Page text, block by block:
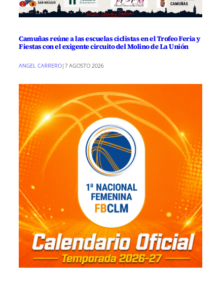
Camuñas reúne a las escuelas ciclistas en el Trofeo Feria y
Fiestas con el exigente circuito del Molino de La Unión
ANGEL CARRERO|7 AGOSTO 2026